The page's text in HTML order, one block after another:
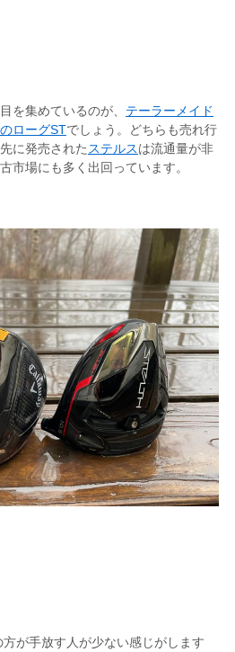
を集めているのが、 テーラーメイド
ローグSTでしょう。どちらも売れ行
に発売された ステルスは流通量が非
市場にも多く出回っています。
方が手放す人が少ない感じがします